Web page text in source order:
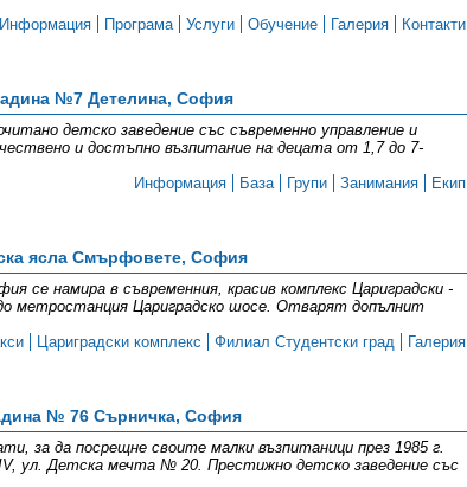
Информация
Програма Услуги Обучение Галерия Контакти
№7 Детелина, София
детско заведение със съвременно управление и
и достъпно възпитание на децата от 1,7 до 7-
Информация
База Групи Занимания Екип
ясла Смърфовете, София
се намира в съвременния, красив комплекс Цариградски -
метростанция Цариградско шосе. Отварят допълнит
Цариградски комплекс Филиал Студентски град Галерия
№ 76 Сърничка, София
за да посрещне своите малки възпитаници през 1985 г.
ул. Детска мечта № 20. Престижно детско заведение със